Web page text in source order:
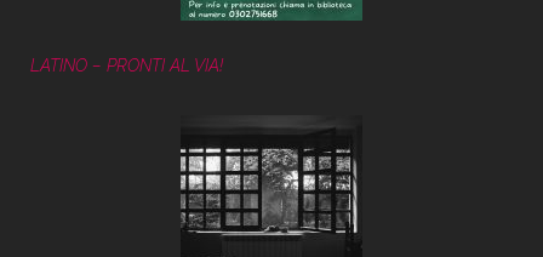
LATINO – PRONTI AL VIA!